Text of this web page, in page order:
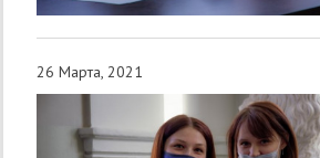
26 Марта, 2021